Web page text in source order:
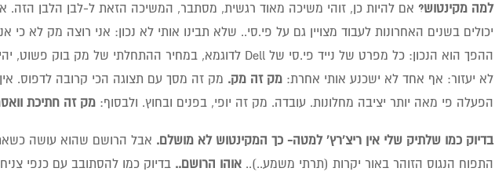
למה מקינטוש? אם להיות כן, זוהי משיכה מאוד רגשית, מסתבר, המשיכה הזאת ל-לבן הלבן הזה.
יכולים בשנים האחרונות לעבוד מצויין גם על פי.סי.. שלא תבינו אותי לא נכון: אני רוצה מק לא כי
ההפך הוא הנכון: כל מפרט של נייד פי.סי של Dell לדוגמא, במחיר ההתחלתי של מק בוק פשוט, יהיה חזק הרבה יותר.
לא יעזור: אף אחד לא ישכנע אותי אחרת: מק זה מק. מק זה מסך עם תצוגה הכי קרובה לדפוס.
הפעלה פי מאה יותר יציבה מחלונות. עובדה. מק זה יופי, בפנים ובחוץ. ולבסוף: מק זה חתיכת
בדיוק כמו שלתיק שלי אין ריצ'רץ' למטה- כך המקינטוש לא מושלם. אבל הרושם שהוא עושה
התפוח הנגוס הזוהר באור יקרות (תרתי משמע..).. אוהו הרושם.. בדיוק כמו להסתובב עם כנפי